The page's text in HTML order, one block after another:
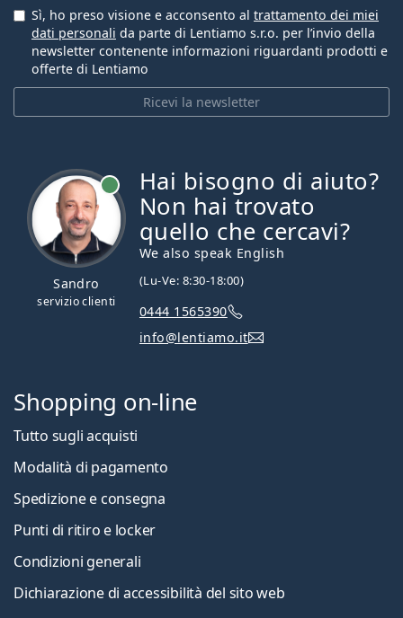
Ricevi la newsletter
Sì, ho preso visione e acconsento al trattamento dei miei
dati personali da parte di Lentiamo s.r.o. per l’invio della
newsletter contenente informazioni riguardanti prodotti e
offerte di Lentiamo
Sandro
servizio clienti
Hai bisogno di aiuto?
Non hai trovato
quello che cercavi?
We also speak English
(Lu-Ve: 8:30-18:00)
0444 1565390
info@lentiamo.it
Shopping on-line
Tutto sugli acquisti
Modalità di pagamento
Spedizione e consegna
Punti di ritiro e locker
Condizioni generali
Dichiarazione di accessibilità del sito web